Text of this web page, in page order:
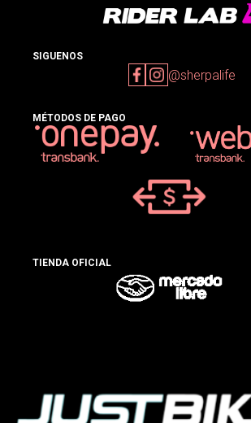
SIGUENOS
@sherpalife
MÉTODOS DE PAGO
TIENDA OFICIAL